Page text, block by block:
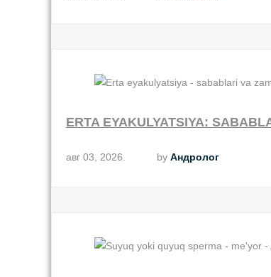
ERTA EYAKULYATSIYA:
авг 03, 2026. by Андролог